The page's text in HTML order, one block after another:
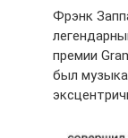
Фрэнк
премии
был